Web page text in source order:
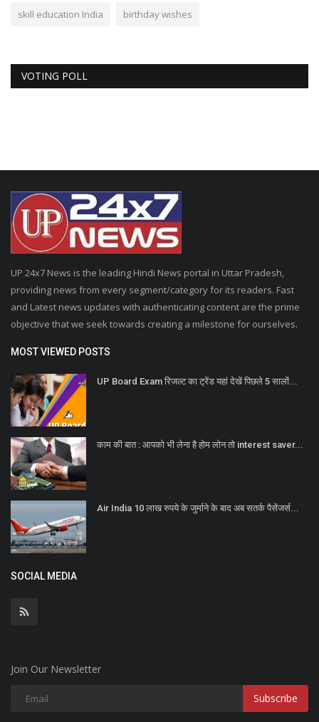
skill education India birthday wishes
VOTING POLL
UP 24x7 News is the leading Hindi News portal in Uttar Pradesh,
providing news from every segment/category for its readers. Fast
and Latest news updates with authenticating content are the prime
objective that we seek towards creating a milestone for ourselves.
MOST VIEWED POSTS
UP Board Exam रिजल्ट का ट्रेंड यहां देखें पिछले 5 सालों...
काम की बात : आपको भी लेना है होम लोन तो interest saver...
Air India 10 लाख रुपये के जुर्माने के बाद अब सतर्क पैसेंजर्स...
SOCIAL MEDIA
Join Our Newsletter
Subscribe